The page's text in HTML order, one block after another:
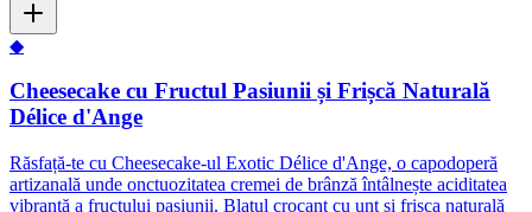
◆
Cheesecake cu Fructul Pasiunii și Frișcă Naturală
Délice d'Ange
Răsfață-te cu Cheesecake-ul Exotic Délice d'Ange, o capodoperă
artizanală unde onctuozitatea cremei de brânză întâlnește aciditatea
vibrantă a fructului pasiunii. Blatul crocant cu unt și frișca naturală